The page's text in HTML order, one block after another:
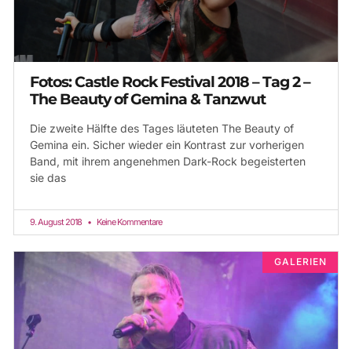
Fotos: Castle Rock Festival 2018 – Tag 2 –
The Beauty of Gemina & Tanzwut
Die zweite Hälfte des Tages läuteten The Beauty of
Gemina ein. Sicher wieder ein Kontrast zur vorherigen
Band, mit ihrem angenehmen Dark-Rock begeisterten
sie das
9. August 2018 Keine Kommentare
GALERIEN